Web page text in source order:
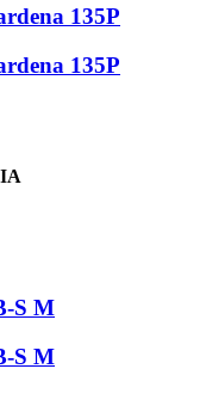
135P
135P
S M
S M